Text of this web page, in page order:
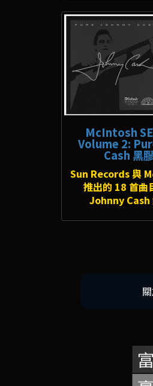
McIntosh
Volume 2:
Cash 黑
Sun Records 與
推出的 18 首曲
Johnny Cash